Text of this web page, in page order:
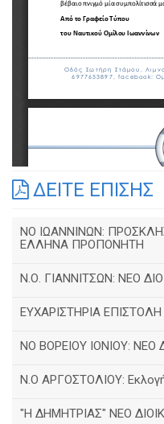
ΔΕΙΤΕ ΕΠΙΣΗΣ
ΝΟ ΙΩΑΝΝΙΝΩΝ:
ΕΛΛΗΝΑ ΠΡΟΠΟΝΗΤΗ
Ν.Ο. ΓΙΑΝΝΙΤΣΩΝ: ΝΕΟ
ΕΥΧΑΡΙΣΤΗΡΙΑ
NO BOΡΕΙΟΥ ΙΟΝΙΟΥ:
Ν.Ο ΑΡΓΟΣΤΟΛΙΟΥ: Εκλογή
"Η ΔΗΜΗΤΡΙΑΣ" ΝΕΟ